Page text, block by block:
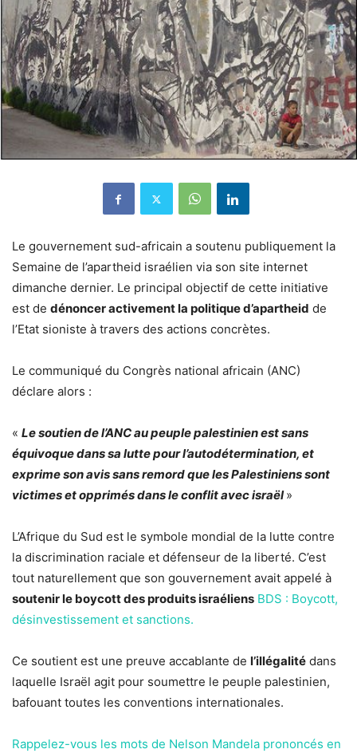
Le gouvernement sud-africain a soutenu publiquement la
Semaine de l’apartheid israélien via son site internet
dimanche dernier. Le principal objectif de cette initiative
est de dénoncer activement la politique d’apartheid de
l’Etat sioniste à travers des actions concrètes.
Le communiqué du Congrès national africain (ANC)
déclare alors :
« Le soutien de l’ANC au peuple palestinien est sans
équivoque dans sa lutte pour l’autodétermination, et
exprime son avis sans remord que les Palestiniens sont
victimes et opprimés dans le conflit avec israël »
L’Afrique du Sud est le symbole mondial de la lutte contre
la discrimination raciale et défenseur de la liberté. C’est
tout naturellement que son gouvernement avait appelé à
soutenir le boycott des produits israéliens BDS : Boycott,
désinvestissement et sanctions.
Ce soutient est une preuve accablante de l’illégalité dans
laquelle Israël agit pour soumettre le peuple palestinien,
bafouant toutes les conventions internationales.
Rappelez-vous les mots de Nelson Mandela prononcés en